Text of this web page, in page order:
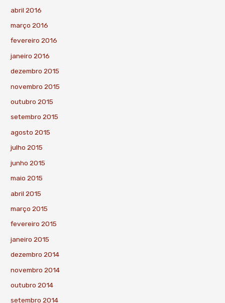
abril 2016
março 2016
fevereiro 2016
janeiro 2016
dezembro 2015
novembro 2015
outubro 2015
setembro 2015
agosto 2015
julho 2015
junho 2015
maio 2015
abril 2015
março 2015
fevereiro 2015
janeiro 2015
dezembro 2014
novembro 2014
outubro 2014
setembro 2014